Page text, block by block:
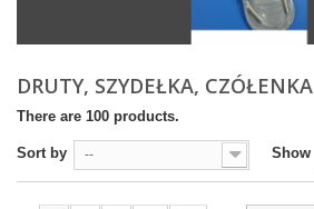
DRUTY, SZYDEŁKA, CZÓŁENKA
There are 100 products.
Sort by -- Show